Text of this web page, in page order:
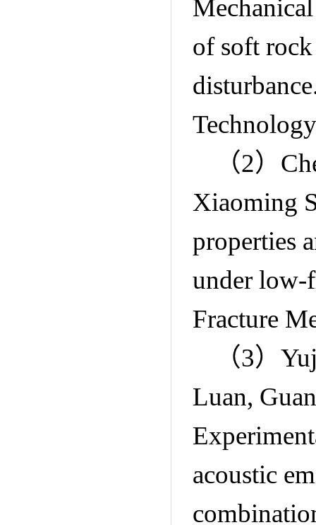
of soft
（2）
Xiaoming
properties
under low-
Fracture
（3）
Luan,
acoustic